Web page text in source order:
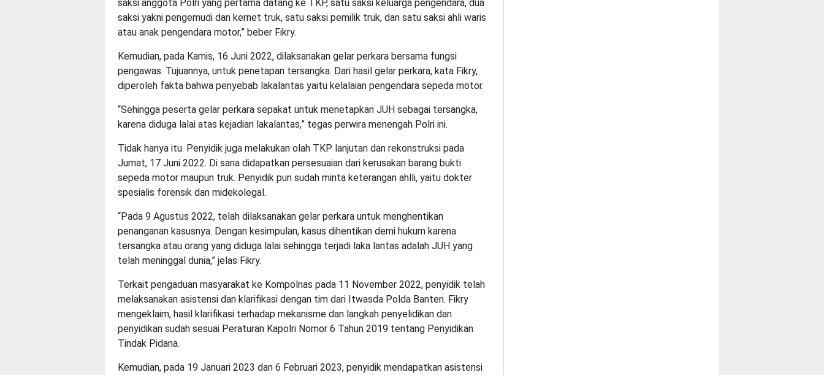
saksi anggota Polri yang pertama datang ke TKP, satu saksi keluarga pengendara, dua
saksi yakni pengemudi dan kernet truk, satu saksi pemilik truk, dan satu saksi ahli waris
atau anak pengendara motor,” beber Fikry.
Kemudian, pada Kamis, 16 Juni 2022, dilaksanakan gelar perkara bersama fungsi
pengawas. Tujuannya, untuk penetapan tersangka. Dari hasil gelar perkara, kata Fikry,
diperoleh fakta bahwa penyebab lakalantas yaitu kelalaian pengendara sepeda motor.
“Sehingga peserta gelar perkara sepakat untuk menetapkan JUH sebagai tersangka,
karena diduga lalai atas kejadian lakalantas,” tegas perwira menengah Polri ini.
Tidak hanya itu. Penyidik juga melakukan olah TKP lanjutan dan rekonstruksi pada
Jumat, 17 Juni 2022. Di sana didapatkan persesuaian dari kerusakan barang bukti
sepeda motor maupun truk. Penyidik pun sudah minta keterangan ahlli, yaitu dokter
spesialis forensik dan midekolegal.
“Pada 9 Agustus 2022, telah dilaksanakan gelar perkara untuk menghentikan
penanganan kasusnya. Dengan kesimpulan, kasus dihentikan demi hukum karena
tersangka atau orang yang diduga lalai sehingga terjadi laka lantas adalah JUH yang
telah meninggal dunia,” jelas Fikry.
Terkait pengaduan masyarakat ke Kompolnas pada 11 November 2022, penyidik telah
melaksanakan asistensi dan klarifikasi dengan tim dari Itwasda Polda Banten. Fikry
mengeklaim, hasil klarifikasi terhadap mekanisme dan langkah penyelidikan dan
penyidikan sudah sesuai Peraturan Kapolri Nomor 6 Tahun 2019 tentang Penyidikan
Tindak Pidana.
Kemudian, pada 19 Januari 2023 dan 6 Februari 2023, penyidik mendapatkan asistensi